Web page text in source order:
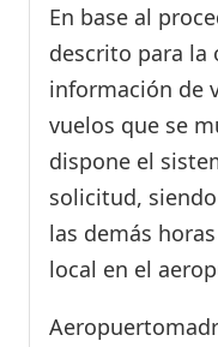
En base al
descrito para la
información de
vuelos que se
dispone el
solicitud,
las demás
local en el